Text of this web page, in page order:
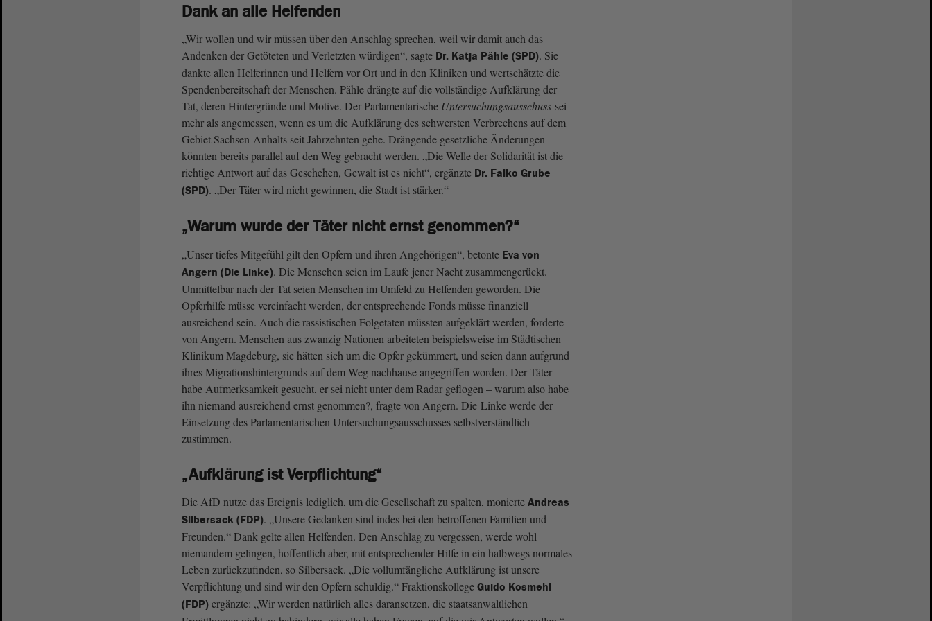
Dank an alle Helfenden
„Wir wollen und wir müssen über den Anschlag sprechen, weil wir damit auch das
Andenken der Getöteten und Verletzten würdigen“, sagte Dr. Katja Pähle (SPD). Sie
dankte allen Helferinnen und Helfern vor Ort und in den Kliniken und wertschätzte die
Spendenbereitschaft der Menschen. Pähle drängte auf die vollständige Aufklärung der
Tat, deren Hintergründe und Motive. Der Parlamentarische Untersuchungsausschuss sei
mehr als angemessen, wenn es um die Aufklärung des schwersten Verbrechens auf dem
Gebiet Sachsen-Anhalts seit Jahrzehnten gehe. Drängende gesetzliche Änderungen
könnten bereits parallel auf den Weg gebracht werden. „Die Welle der Solidarität ist die
richtige Antwort auf das Geschehen, Gewalt ist es nicht“, ergänzte Dr. Falko Grube
(SPD). „Der Täter wird nicht gewinnen, die Stadt ist stärker.“
„Warum wurde der Täter nicht ernst genommen?“
„Unser tiefes Mitgefühl gilt den Opfern und ihren Angehörigen“, betonte Eva von
Angern (Die Linke). Die Menschen seien im Laufe jener Nacht zusammengerückt.
Unmittelbar nach der Tat seien Menschen im Umfeld zu Helfenden geworden. Die
Opferhilfe müsse vereinfacht werden, der entsprechende Fonds müsse finanziell
ausreichend sein. Auch die rassistischen Folgetaten müssten aufgeklärt werden, forderte
von Angern. Menschen aus zwanzig Nationen arbeiteten beispielsweise im Städtischen
Klinikum Magdeburg, sie hätten sich um die Opfer gekümmert, und seien dann aufgrund
ihres Migrationshintergrunds auf dem Weg nachhause angegriffen worden. Der Täter
habe Aufmerksamkeit gesucht, er sei nicht unter dem Radar geflogen – warum also habe
ihn niemand ausreichend ernst genommen?, fragte von Angern. Die Linke werde der
Einsetzung des Parlamentarischen Untersuchungsausschusses selbstverständlich
zustimmen.
„Aufklärung ist Verpflichtung“
Die AfD nutze das Ereignis lediglich, um die Gesellschaft zu spalten, monierte Andreas
Silbersack (FDP). „Unsere Gedanken sind indes bei den betroffenen Familien und
Freunden.“ Dank gelte allen Helfenden. Den Anschlag zu vergessen, werde wohl
niemandem gelingen, hoffentlich aber, mit entsprechender Hilfe in ein halbwegs normales
Leben zurückzufinden, so Silbersack. „Die vollumfängliche Aufklärung ist unsere
Verpflichtung und sind wir den Opfern schuldig.“ Fraktionskollege Guido Kosmehl
(FDP) ergänzte: „Wir werden natürlich alles daransetzen, die staatsanwaltlichen